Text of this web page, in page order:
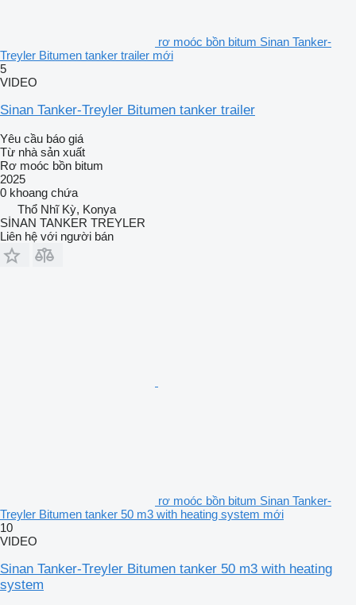
rơ moóc bồn bitum Sinan Tanker-
Treyler Bitumen tanker trailer mới
5
VIDEO
Sinan Tanker-Treyler Bitumen tanker trailer
Yêu cầu báo giá
Từ nhà sản xuất
Rơ moóc bồn bitum
2025
0 khoang chứa
Thổ Nhĩ Kỳ, Konya
SİNAN TANKER TREYLER
Liên hệ với người bán
rơ moóc bồn bitum Sinan Tanker-
Treyler Bitumen tanker 50 m3 with heating system mới
10
VIDEO
Sinan Tanker-Treyler Bitumen tanker 50 m3 with heating
system